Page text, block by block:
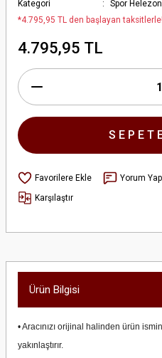
Kategori
Spor
*4.795,95 TL den başlayan taksitlerle!
4.795,95 TL
Yorum Yap
Karşılaştır
Ürün Bilgisi
• Aracınızı orijinal halinden ürün
yakınlaştırır.